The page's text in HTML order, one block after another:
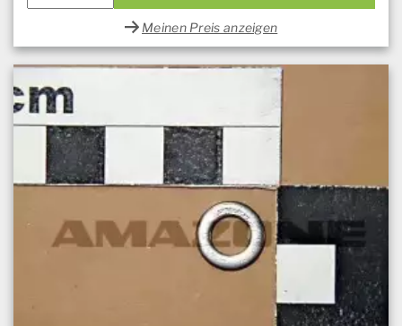
Meinen Preis anzeigen